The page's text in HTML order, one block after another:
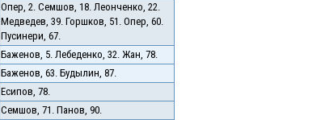
Опер, 2. Семшов, 18. Леонченко, 22.
Медведев, 39. Горшков, 51. Опер, 60.
Пусинери, 67.
Баженов, 5. Лебеденко, 32. Жан, 78.
Баженов, 63. Будылин, 87.
Есипов, 78.
Семшов, 71. Панов, 90.